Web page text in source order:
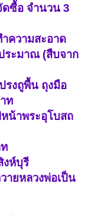
ดซื้อ จำนวน 3
ำความสะอาด
ระมาณ (สืบจาก
รงถูพื้น ถุงมือ
ท
น้าพระอุโบสถ
งห์บุรี
ายหลวงพ่อเป็น